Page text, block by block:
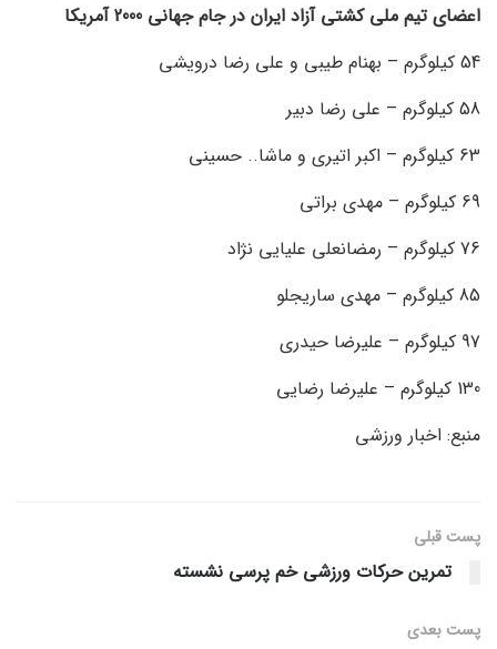
اعضای تیم ملی کشتی آزاد ایران در جام جهانی 2000 آمریکا
54 کیلوگرم – بهنام طیبی و علی رضا درویشی
58 کیلوگرم – علی رضا دبیر
63 کیلوگرم – اکبر اتیری و ماشا.. حسینی
69 کیلوگرم – مهدی براتی
76 کیلوگرم – رمضانعلی علیایی نژاد
85 کیلوگرم – مهدی ساریجلو
97 کیلوگرم – علیرضا حیدری
130 کیلوگرم – علیرضا رضایی
منبع: اخبار ورزشی
پست قبلی
تمرین حرکات ورزشی خم پرسی نشسته
پست‌ بعدی